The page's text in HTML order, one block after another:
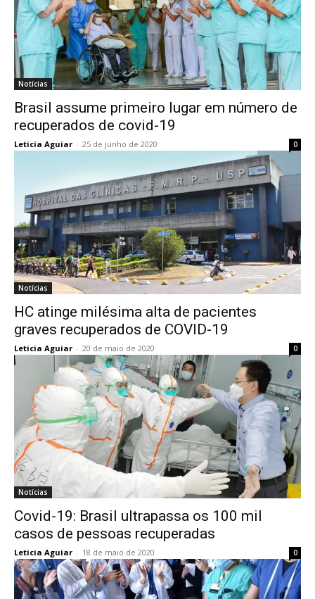
Notícias
Brasil assume primeiro lugar em número de
recuperados de covid-19
Leticia Aguiar - 25 de junho de 2020 0
Notícias
HC atinge milésima alta de pacientes
graves recuperados de COVID-19
Leticia Aguiar - 20 de maio de 2020 0
Notícias
Covid-19: Brasil ultrapassa os 100 mil
casos de pessoas recuperadas
Leticia Aguiar - 18 de maio de 2020 0